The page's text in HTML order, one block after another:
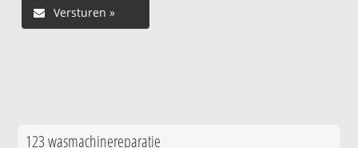
123 wasmachinereparatie